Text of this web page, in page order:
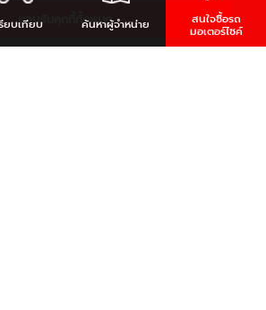
ยบเทียบ ค้นหาผู้จำหน่าย สนใจซื้อรถ
มอเตอร์ไซค์
ยอมรับคุกกี้ทั้งหมด